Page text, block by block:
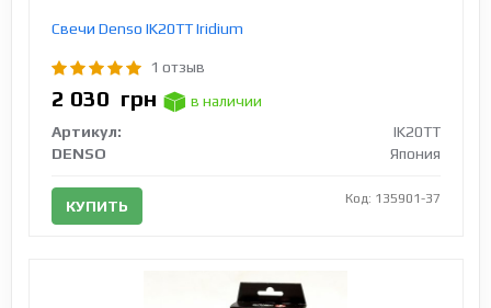
Свечи Densо IK20TT Iridium
1 отзыв
2 030 грн
в наличии
Артикул:
IK20TT
DENSO
Япония
КУПИТЬ Код: 135901-37